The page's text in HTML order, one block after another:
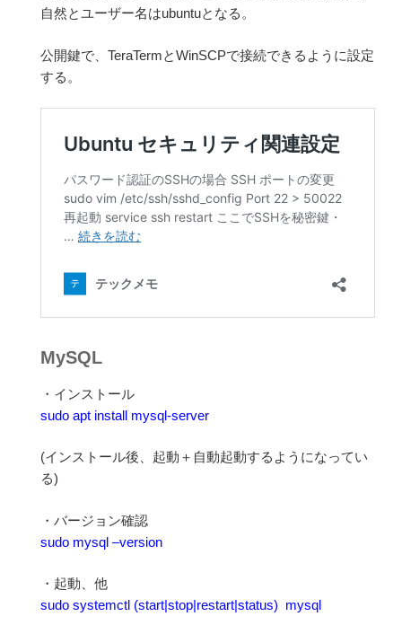
自然とユーザー名はubuntuとなる。
公開鍵で、TeraTermとWinSCPで接続できるように設定
する。
MySQL
・インストール
sudo apt install mysql-server
(インストール後、起動＋自動起動するようになってい
る)
・バージョン確認
sudo mysql –version
・起動、他
sudo systemctl (start|stop|restart|status) mysql